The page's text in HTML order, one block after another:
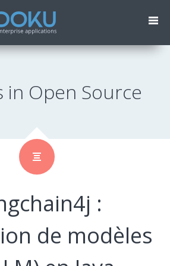
in Open Source
:
de modèles